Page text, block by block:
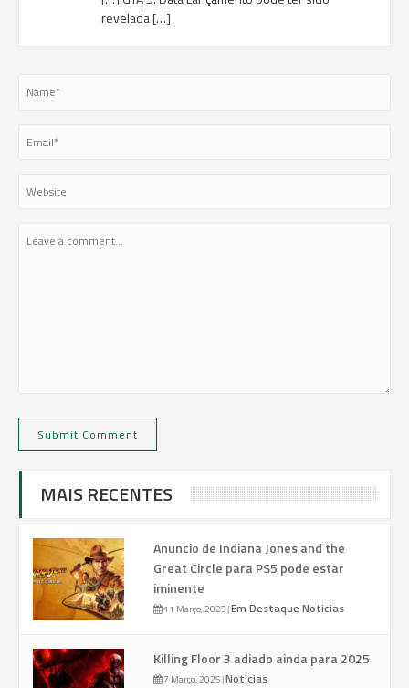
revelada […]
MAIS RECENTES
Anuncio de Indiana Jones and the
Great Circle para PS5 pode estar
iminente
11 Março, 2025|Em Destaque Noticias
Killing Floor 3 adiado ainda para 2025
7 Março, 2025|Noticias